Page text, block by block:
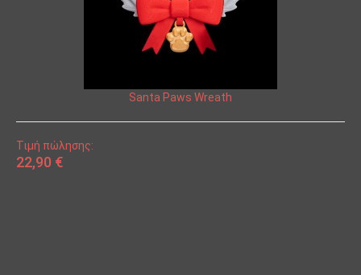
Santa Paws Wreath
Τιμή πώλησης:
22,90 €